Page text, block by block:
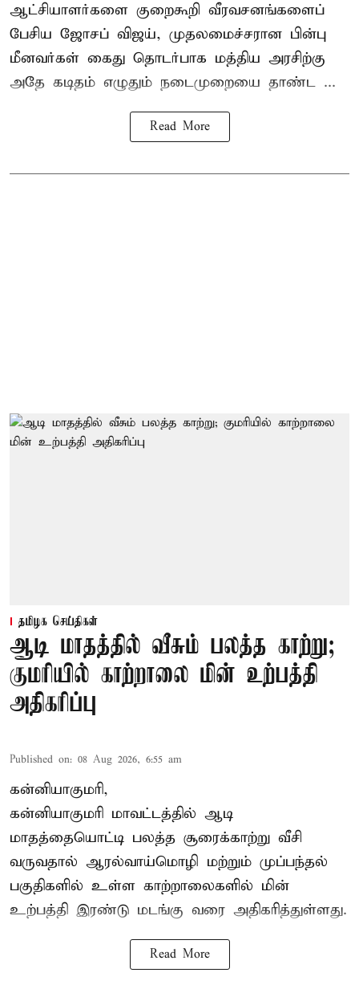
ஆட்சியாளர்களை குறைகூறி வீரவசனங்களைப்
பேசிய ஜோசப் விஜய், முதலமைச்சரான பின்பு
மீனவர்கள் கைது தொடர்பாக மத்திய அரசிற்கு
அதே கடிதம் எழுதும் நடைமுறையை தாண்ட ...
Read More
தமிழக செய்திகள்
ஆடி மாதத்தில் வீசும் பலத்த காற்று;
குமரியில் காற்றாலை மின் உற்பத்தி
அதிகரிப்பு
Published on: 08 Aug 2026, 6:55 am
கன்னியாகுமரி,
கன்னியாகுமரி மாவட்டத்தில் ஆடி
மாதத்தையொட்டி பலத்த சூரைக்காற்று வீசி
வருவதால் ஆரல்வாய்மொழி மற்றும் முப்பந்தல்
பகுதிகளில் உள்ள காற்றாலைகளில் மின்
உற்பத்தி இரண்டு மடங்கு வரை அதிகரித்துள்ளது.
Read More